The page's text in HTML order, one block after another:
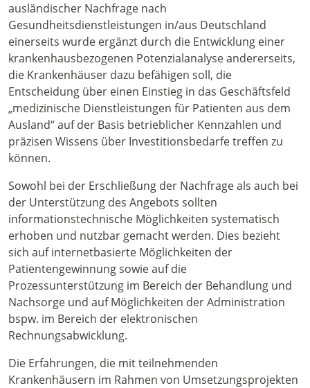
ausländischer Nachfrage nach
Gesundheitsdienstleistungen in/aus Deutschland
einerseits wurde ergänzt durch die Entwicklung einer
krankenhausbezogenen Potenzialanalyse andererseits,
die Krankenhäuser dazu befähigen soll, die
Entscheidung über einen Einstieg in das Geschäftsfeld
„medizinische Dienstleistungen für Patienten aus dem
Ausland“ auf der Basis betrieblicher Kennzahlen und
präzisen Wissens über Investitionsbedarfe treffen zu
können.
Sowohl bei der Erschließung der Nachfrage als auch bei
der Unterstützung des Angebots sollten
informationstechnische Möglichkeiten systematisch
erhoben und nutzbar gemacht werden. Dies bezieht
sich auf internetbasierte Möglichkeiten der
Patientengewinnung sowie auf die
Prozessunterstützung im Bereich der Behandlung und
Nachsorge und auf Möglichkeiten der Administration
bspw. im Bereich der elektronischen
Rechnungsabwicklung.
Die Erfahrungen, die mit teilnehmenden
Krankenhäusern im Rahmen von Umsetzungsprojekten